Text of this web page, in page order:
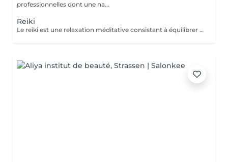
professionnelles dont une na...
Reiki
Le reiki est une relaxation méditative consistant à équilibrer les énergies de la personne, pour qu'elle trouve un apaisement durable et profond au niveau de son corps, de son psychique et de son émotionnel. Elle utilise un toucher sur des points spécifiques du circuit énergétique du corps et favorise ainsi l'émergence des potentiels naturels solutionnant. Le praticien capte l'énergie universelle du cosmos et de la terre et la transmet au receveur par l'imposition des mains. L'énergie circule alors dans tout le corps du receveur : elle aligne, nettoie, équilibre, transforme, soigne ce qui peut l'être pendant le soin.Le Reiki agit sur la totalité de l'individu et donc sur ses indivisibles composantes mentale, physique, émotionnelle et spirituelle. Comment se déroule une séance Reiki ? Le receveur reste habillé, se déchausse et s'installe confortablement sur une table de massage. Le praticien pose légèrement ses mains sur les chakras (roues d'énergie) du receveur, pendant environ 3 minutes par position. Durant la première demi-heure, le receveur est couché sur le dos. Puis il se tourne sur le ventre. La séance est généralement accompagnée d'une musique douce et relaxante.